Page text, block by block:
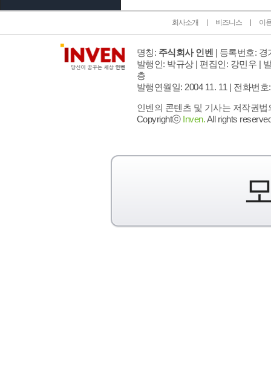
회사소개 비즈니스 이
명칭: 주식회사 인벤 | 등록번호: 경
발행인: 박규상 | 편집인: 강민우 |
층
발행연월일: 2004 11. 11 | 전화번호
인벤의 콘텐츠 및 기사는 저작권
Copyrightⓒ Inven.All rights